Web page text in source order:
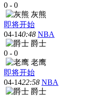
0 - 0
灰熊
即将开始
04-140:48 NBA
爵士
0 - 0
老鹰
即将开始
04-1422:58 NBA
爵士